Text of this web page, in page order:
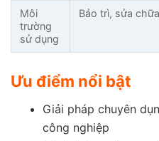
Môi
trường
sử dụng
Bảo trì, sửa
Ưu điểm nổi bật
Giải pháp chuyên
công nghiệp